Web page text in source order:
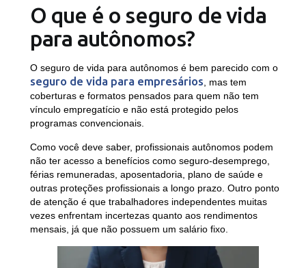
O que é o seguro de vida
para autônomos?
O seguro de vida para autônomos é bem parecido com o
seguro de vida para empresários , mas tem
coberturas e formatos pensados para quem não tem
vínculo empregatício e não está protegido pelos
programas convencionais.
Como você deve saber, profissionais autônomos podem
não ter acesso a benefícios como seguro-desemprego,
férias remuneradas, aposentadoria, plano de saúde e
outras proteções profissionais a longo prazo. Outro ponto
de atenção é que trabalhadores independentes muitas
vezes enfrentam incertezas quanto aos rendimentos
mensais, já que não possuem um salário fixo.